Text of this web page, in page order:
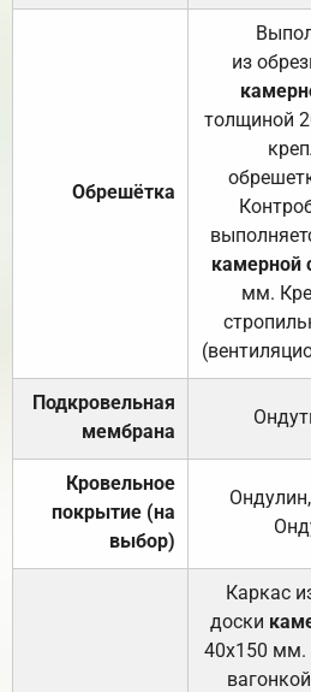
Обрешётка
из
толщиной
камерной
мм.
Подкровельная
мембрана
Кровельное
покрытие (на
выбор)
Каркас
доски
40х150